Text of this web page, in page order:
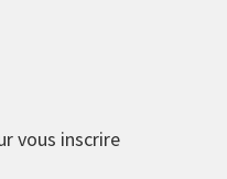
vous inscrire